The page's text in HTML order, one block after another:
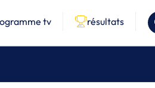
tv résultats